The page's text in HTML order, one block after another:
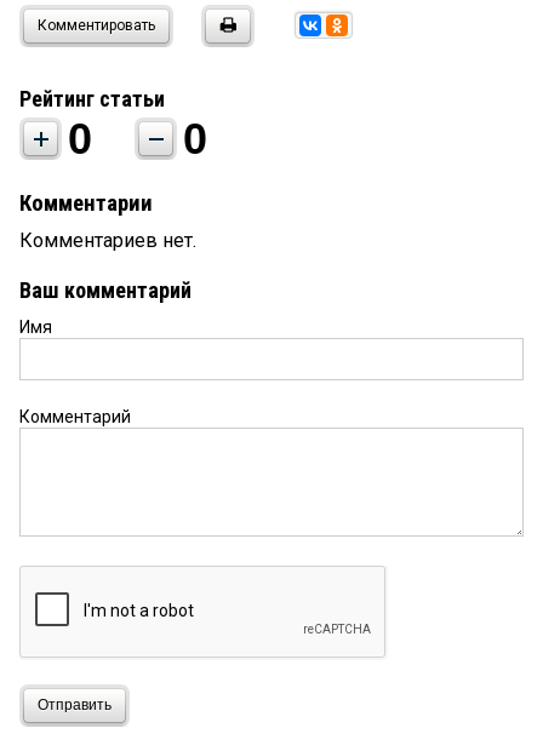
Комментировать
Рейтинг статьи
0 0
Комментарии
Комментариев нет.
Ваш комментарий
Имя
Комментарий
Отправить